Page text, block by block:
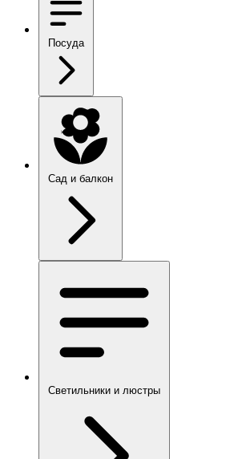
Посуда
Сад и балкон
Светильники и люстры